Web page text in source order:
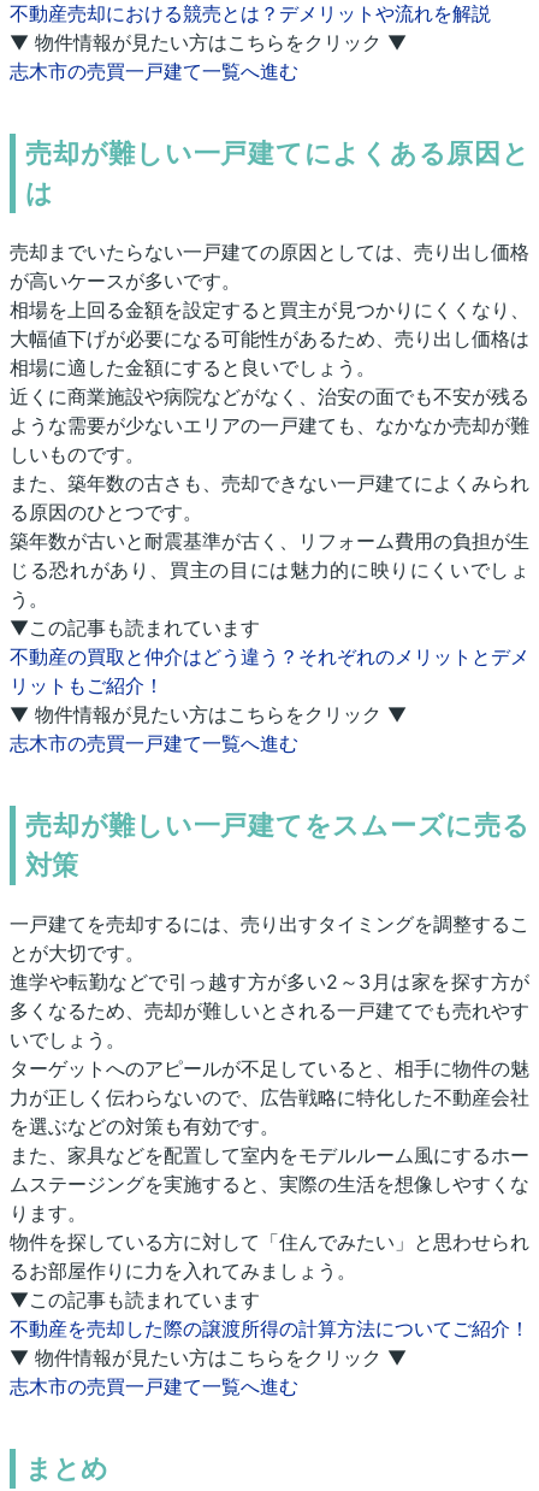
不動産売却における競売とは？デメリットや流れを解説
▼ 物件情報が見たい方はこちらをクリック ▼
志木市の売買一戸建て一覧へ進む
売却が難しい一戸建てによくある原因と
は
売却までいたらない一戸建ての原因としては、売り出し価格
が高いケースが多いです。
相場を上回る金額を設定すると買主が見つかりにくくなり、
大幅値下げが必要になる可能性があるため、売り出し価格は
相場に適した金額にすると良いでしょう。
近くに商業施設や病院などがなく、治安の面でも不安が残る
ような需要が少ないエリアの一戸建ても、なかなか売却が難
しいものです。
また、築年数の古さも、売却できない一戸建てによくみられ
る原因のひとつです。
築年数が古いと耐震基準が古く、リフォーム費用の負担が生
じる恐れがあり、買主の目には魅力的に映りにくいでしょ
う。
▼この記事も読まれています
不動産の買取と仲介はどう違う？それぞれのメリットとデメ
リットもご紹介！
▼ 物件情報が見たい方はこちらをクリック ▼
志木市の売買一戸建て一覧へ進む
売却が難しい一戸建てをスムーズに売る
対策
一戸建てを売却するには、売り出すタイミングを調整するこ
とが大切です。
進学や転勤などで引っ越す方が多い2～3月は家を探す方が
多くなるため、売却が難しいとされる一戸建てでも売れやす
いでしょう。
ターゲットへのアピールが不足していると、相手に物件の魅
力が正しく伝わらないので、広告戦略に特化した不動産会社
を選ぶなどの対策も有効です。
また、家具などを配置して室内をモデルルーム風にするホー
ムステージングを実施すると、実際の生活を想像しやすくな
ります。
物件を探している方に対して「住んでみたい」と思わせられ
るお部屋作りに力を入れてみましょう。
▼この記事も読まれています
不動産を売却した際の譲渡所得の計算方法についてご紹介！
▼ 物件情報が見たい方はこちらをクリック ▼
志木市の売買一戸建て一覧へ進む
まとめ